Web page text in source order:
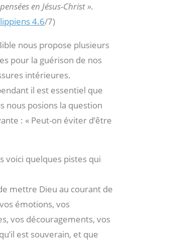
en Jésus-Christ ».
4.6/7)
nous propose plusieurs
pour la guérison de nos
intérieures.
il est essentiel que
nous posions la question
: « Peut-on éviter d’être
voici quelques pistes qui
mettre Dieu au courant de
émotions, vos
vos découragements, vos
est souverain, et que